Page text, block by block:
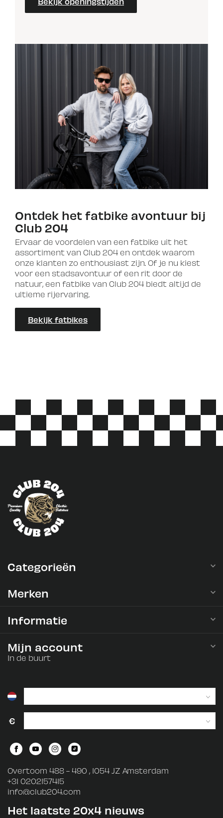
Ontdek het fatbike avontuur bij
Club 204
Ervaar de voordelen van een fatbike uit het
assortiment van Club 204 en ontdek waarom
onze klanten zo enthousiast zijn. Of je nu kiest
voor een stadsavontuur of een rit door de
natuur, een fatbike van Club 204 biedt altijd de
ultieme rijervaring.
Bekijk fatbikes
Categorieën
Merken
Informatie
Mijn account
In de buurt
€
Overtoom 488 - 490 , 1054 JZ Amsterdam
+31 0202157415
info@club204.com
Het laatste 20x4 nieuws